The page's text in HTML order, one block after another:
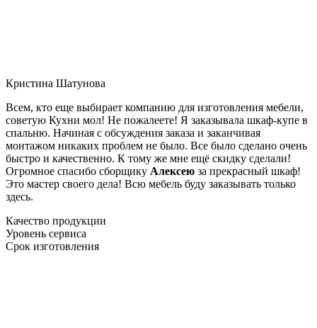
Кристина Шатунова
Всем, кто еще выбирает компанию для изготовления мебели,
советую Кухни мол! Не пожалеете! Я заказывала шкаф-купе в
спальню. Начиная с обсуждения заказа и заканчивая
монтажом никаких проблем не было. Все было сделано очень
быстро и качественно. К тому же мне ещё скидку сделали!
Огромное спасибо сборщику Алексею за прекрасный шкаф!
Это мастер своего дела! Всю мебель буду заказывать только
здесь.
Качество продукции
Уровень сервиса
Срок изготовления